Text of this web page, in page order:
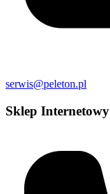
serwis@peleton.pl
Sklep Internetowy